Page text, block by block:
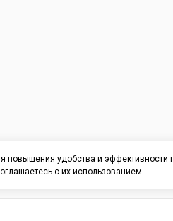
повышения удобства и эффективности
с их использованием.